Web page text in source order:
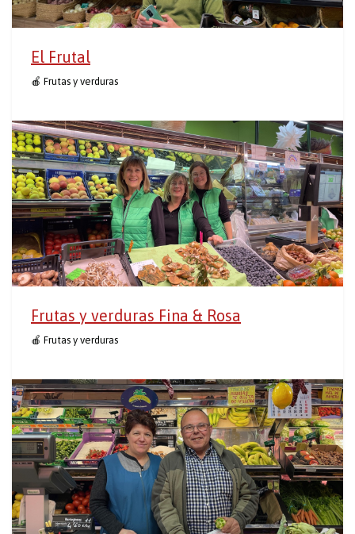
El Frutal
🍎 Frutas y verduras
Frutas y verduras Fina & Rosa
🍎 Frutas y verduras